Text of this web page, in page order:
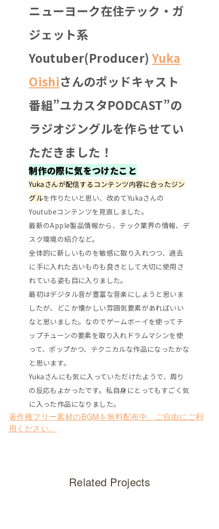
ニューヨーク在住テック・ガ
ジェット系
Youtuber(Producer) Yuka
Oishiさんのポッドキャスト
番組”ユカスタPODCAST”の
ラジオジングルを作らせてい
ただきました！
制作の際に気をつけたこと
Yukaさんが配信するコンテンツ内容に合ったジン
グルを作りたいと思い、改めてYukaさんの
Youtubeコンテンツを見直しました。
最新のApple製品情報から、テック業界の情報、デ
スク環境の紹介など。
全体的に新しいものを敏感に取り入れつつ、過去
に手に入れた古いものも良きとして大切に使用さ
れている姿も目に入りました。
最初はデジタル音が豊富な音楽にしようと思いま
したが、どこか懐かしい雰囲気要素があればいい
なと思いました。なのでゲームボーイを使ってチ
ップチューンの要素を取り入れドラムマシンを使
って、ポップかつ、テクニカルな作品になったかな
と思います。
Yukaさんにも気に入っていただけたようで、周り
の反応もよかったです。私自身にとってもすごく気
に入った作品になりました。
投
著作権フリー素材のBGMを無料配布中。ご自由にご利
用ください。
Related Projects